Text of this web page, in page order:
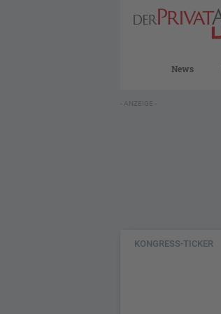
News
- ANZEIGE -
KONGRESS-TICKER